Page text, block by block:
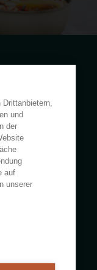
(Alicante)
Drittanbietern,
und
der
auf
unserer